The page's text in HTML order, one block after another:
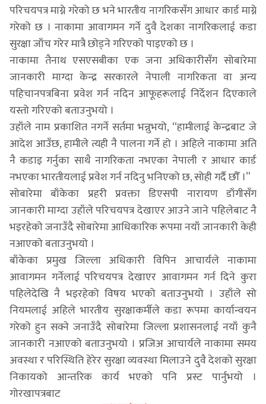
परिचयपत्र माग्ने गरेको छ भने भारतीय नागरिकसँग आधार कार्ड माग्ने
गरेको छ । नाकामा आवागमन गर्ने दुवै देशका नागरिकलाई कडा
सुरक्षा जाँच गरेर मात्रै छोड्ने गरिएको पाइएको छ ।
नाकामा तैनाथ एसएसबीका एक जना अधिकारीसँग सोबारेमा
जानकारी माग्दा केन्द्र सरकारले नेपाली नागरिकता वा अन्य
पहिचानपत्रबिना प्रवेश गर्न नदिन आफूहरूलाई निर्देशन दिएकाले
यस्तो गरिएको बताउनुभयो ।
उहाँले नाम प्रकाशित नगर्ने सर्तमा भन्नुभयो, “हामीलाई केन्द्रबाट जे
आदेश आउँछ, हामीले त्यही नै पालना गर्ने हो । अहिले नाकामा अति
नै कडाइ गर्नुका साथै नागरिकता नभएका नेपाली र आधार कार्ड
नभएका भारतीयलाई प्रवेश गर्न नदिनु भनिएको छ, सोही गर्दै छौँ ।”
सोबारेमा बाँकेका प्रहरी प्रवक्ता डिएसपी नारायण डाँगीसँग
जानकारी माग्दा उहाँले परिचयपत्र देखाएर आउने जाने पहिलेबाट नै
भइरहेको जनाउँदै सोबारेमा आधिकारिक रूपमा नयाँ जानकारी केही
नआएको बताउनुभयो ।
बाँकेका प्रमुख जिल्ला अधिकारी विपिन आचार्यले नाकामा
आवागमन गर्नेलाई परिचयपत्र देखाएर आवागमन गर्न दिने कुरा
पहिलेदेखि नै भइरहेको विषय भएको बताउनुभयो । उहाँले सो
नियमलाई अहिले भारतीय सुरक्षाकर्मीले कडा रूपमा कार्यान्वयन
गरेको हुन सक्ने जनाउँदै सोबारेमा जिल्ला प्रशासनलाई नयाँ कुनै
जानकारी नआएको बताउनुभयो । प्रजिअ आचार्यले नाकामा समय
अवस्था र परिस्थिति हेरेर सुरक्षा व्यवस्था मिलाउने दुवै देशको सुरक्षा
निकायको आन्तरिक कार्य भएको पनि प्रस्ट पार्नुभयो ।
गोरखापत्रबाट